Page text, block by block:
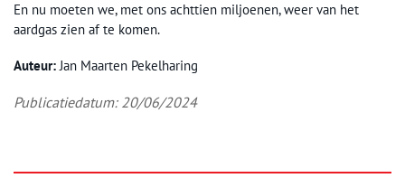
En nu moeten we, met ons achttien miljoenen, weer van het
aardgas zien af te komen.
Auteur:Jan Maarten Pekelharing
Publicatiedatum: 20/06/2024